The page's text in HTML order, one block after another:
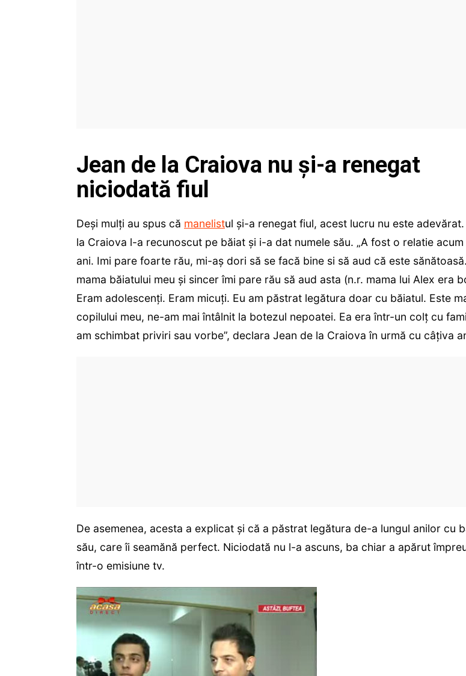
Jean de la Craiova nu și-a renegat
niciodată fiul
Deși mulți au spus că manelistul și-a renegat fiul, acest lucru nu este
la Craiova l-a recunoscut pe băiat și i-a dat numele său. „A fost o relatie
ani. Imi pare foarte rău, mi-aș dori să se facă bine si să aud că este
mama băiatului meu și sincer îmi pare rău să aud asta (n.r. mama lui Alex era
Eram adolescenți. Eram micuți. Eu am păstrat legătura doar cu băiatul. Este
copilului meu, ne-am mai întâlnit la botezul nepoatei. Ea era într-un colț cu
am schimbat priviri sau vorbe”, declara Jean de la Craiova în urmă cu câțiva
De asemenea, acesta a explicat și că a păstrat legătura de-a lungul anilor cu
său, care îi seamănă perfect. Niciodată nu l-a ascuns, ba chiar a apărut
într-o emisiune tv.